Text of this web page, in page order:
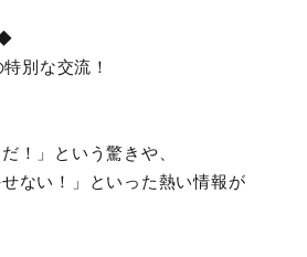
別な交流！
！」という驚きや、
せない！」といった熱い情報が